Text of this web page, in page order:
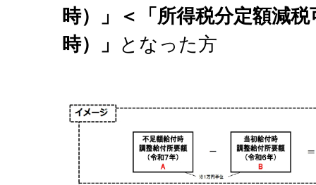
時）」＜「所得税分定額減
時）」 となった方